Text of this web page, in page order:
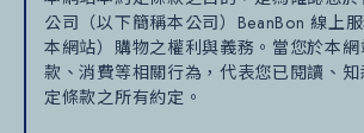
客戶服務
公司（以下簡稱本公司）BeanBon 線上
本網站）購物之權利與義務。當您於本
款、消費等相關行為，代表您已閱讀、
定條款之所有約定。